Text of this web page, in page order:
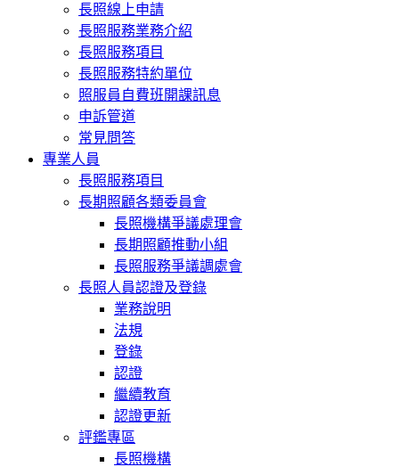
長照線上申請
長照服務業務介紹
長照服務項目
長照服務特約單位
照服員自費班開課訊息
申訴管道
常見問答
專業人員
長照服務項目
長期照顧各類委員會
長照機構爭議處理會
長期照顧推動小組
長照服務爭議調處會
長照人員認證及登錄
業務說明
法規
登錄
認證
繼續教育
認證更新
評鑑專區
長照機構